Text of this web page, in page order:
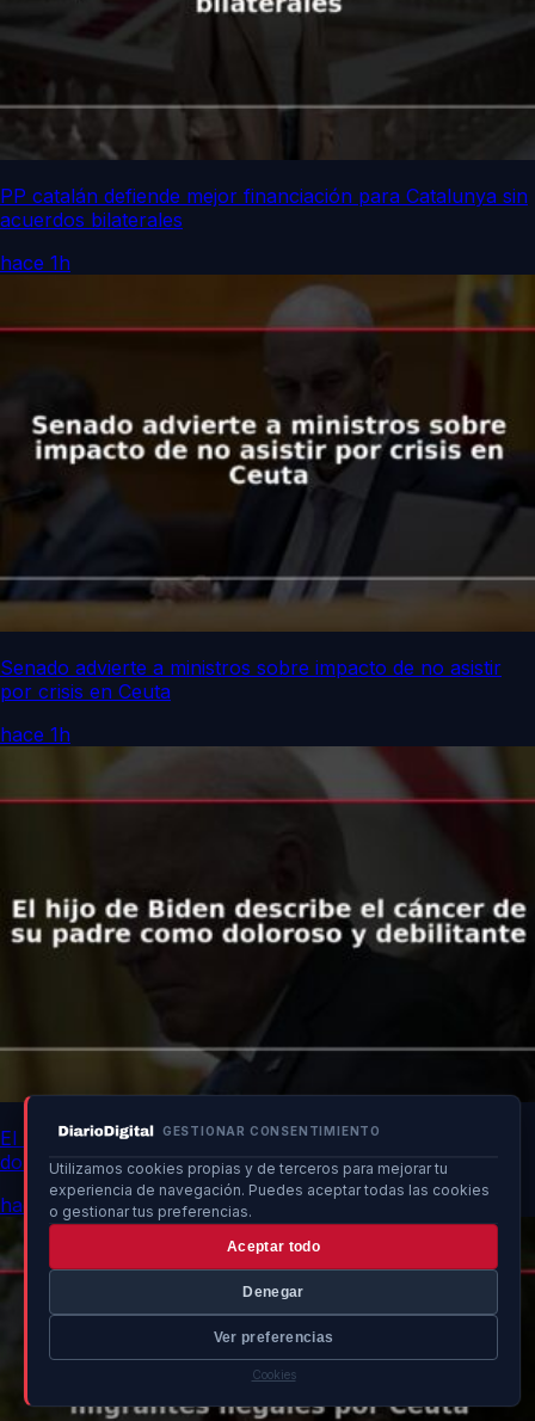
GESTIONAR CONSENTIMIENTO
Utilizamos cookies propias y de terceros para mejorar tu
experiencia de navegación. Puedes aceptar todas las cookies
o gestionar tus preferencias.
Aceptar todo
Denegar
Ver preferencias
Cookies
PP catalán defiende mejor financiación para Catalunya sin
acuerdos bilaterales
hace 1h
Senado advierte a ministros sobre impacto de no asistir
por crisis en Ceuta
hace 1h
El hijo de Biden describe el cáncer de su padre como
doloroso y debilitante
hace 1h